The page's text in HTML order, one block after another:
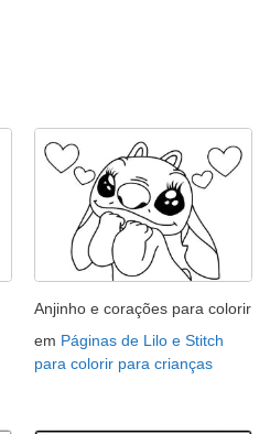
Anjinho e corações para colorir
em Páginas de Lilo e Stitch
para colorir para crianças